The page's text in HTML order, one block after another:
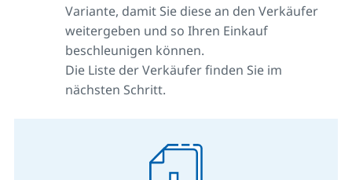
Variante, damit Sie diese an den Verkäufer
weitergeben und so Ihren Einkauf
beschleunigen können.
Die Liste der Verkäufer finden Sie im
nächsten Schritt.